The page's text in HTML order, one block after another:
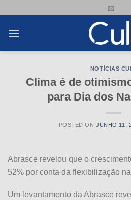
content
NOTÍCIAS
Clima é de
para Dia dos
POSTED ONJUNHO 11,
Abrasce revelou que o
52% por conta da flexibilização
Um levantamento da Abrasce